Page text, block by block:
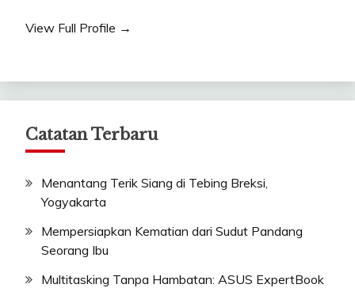
View Full Profile →
Catatan Terbaru
Menantang Terik Siang di Tebing Breksi,
Yogyakarta
Mempersiapkan Kematian dari Sudut Pandang
Seorang Ibu
Multitasking Tanpa Hambatan: ASUS ExpertBook